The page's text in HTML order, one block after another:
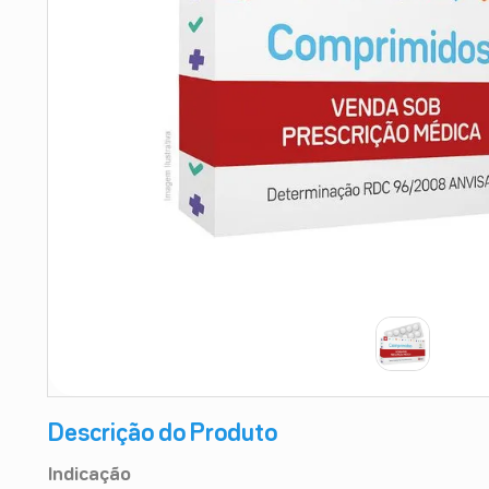
Descrição do Produto
Indicação
10ºabsorvente